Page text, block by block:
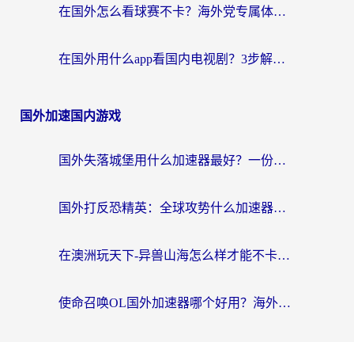
在国外怎么看球赛不卡？海外党专属体育直播自由指南
在国外用什么app看国内电视剧？3步解决版权限制+卡顿难题
国外加速国内游戏
国外失落城堡用什么加速器最好？一份来自老玩家的真实指南
国外打反恐精英：全球攻势什么加速器好用？2026海外玩家国服游戏加速终极指南
在澳洲玩天下-异兽山海怎么样才能不卡？一份给南半球玩家的自救指南
使命召唤OL国外加速器哪个好用？海外玩家亲测的国服游戏加速终极指南